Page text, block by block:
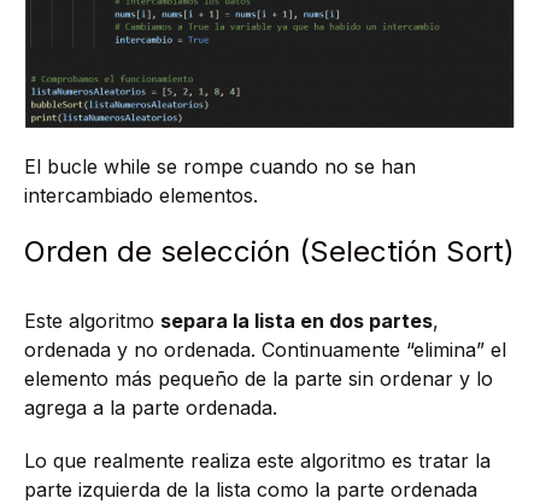
El bucle while se rompe cuando no se han
intercambiado elementos.
Orden de selección (Selectión Sort)
Este algoritmo separa la lista en dos partes,
ordenada y no ordenada. Continuamente “elimina” el
elemento más pequeño de la parte sin ordenar y lo
agrega a la parte ordenada.
Lo que realmente realiza este algoritmo es tratar la
parte izquierda de la lista como la parte ordenada